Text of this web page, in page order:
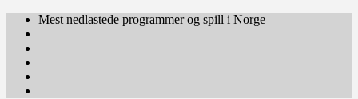
Mest nedlastede programmer og spill i Norge